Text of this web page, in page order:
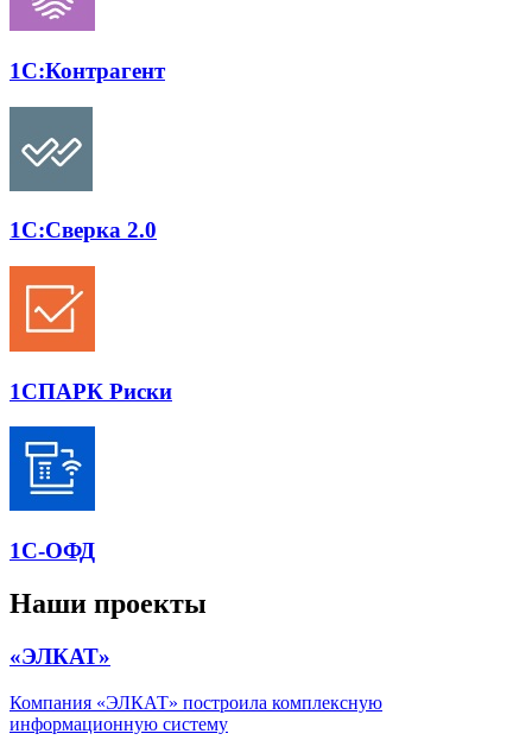
1С:Контр­агент
1С:Сверка 2.0
1СПАРК Риски
1С-ОФД
Наши проекты
«ЭЛКАТ»
Компания «ЭЛКАТ» построила комплексную
информационную систему